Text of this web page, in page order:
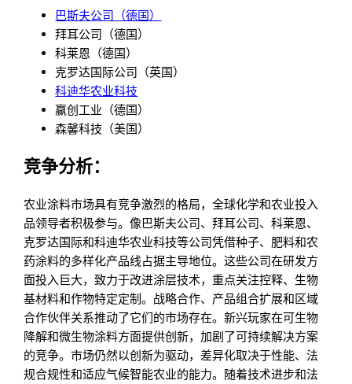
巴斯夫公司（德国）
拜耳公司（德国）
科莱恩（德国）
克罗达国际公司（英国）
科迪华农业科技
赢创工业（德国）
森馨科技（美国）
竞争分析：
农业涂料市场具有竞争激烈的格局，全球化学和农业投入
品领导者积极参与。像巴斯夫公司、拜耳公司、科莱恩、
克罗达国际和科迪华农业科技等公司凭借种子、肥料和农
药涂料的多样化产品线占据主导地位。这些公司在研发方
面投入巨大，致力于改进涂层技术，重点关注控释、生物
基材料和作物特定定制。战略合作、产品组合扩展和区域
合作伙伴关系推动了它们的市场存在。新兴玩家在可生物
降解和微生物涂料方面提供创新，加剧了可持续解决方案
的竞争。市场仍然以创新为驱动，差异化取决于性能、法
规合规性和适应气候智能农业的能力。随着技术进步和法